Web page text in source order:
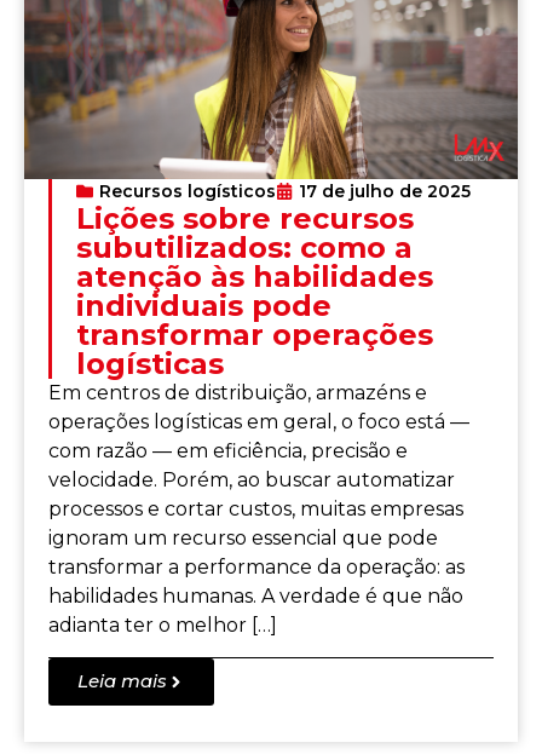
Recursos logísticos 17 de julho de 2025
Lições sobre recursos
subutilizados: como a
atenção às habilidades
individuais pode
transformar operações
logísticas
Em centros de distribuição, armazéns e
operações logísticas em geral, o foco está —
com razão — em eficiência, precisão e
velocidade. Porém, ao buscar automatizar
processos e cortar custos, muitas empresas
ignoram um recurso essencial que pode
transformar a performance da operação: as
habilidades humanas. A verdade é que não
adianta ter o melhor […]
Leia mais